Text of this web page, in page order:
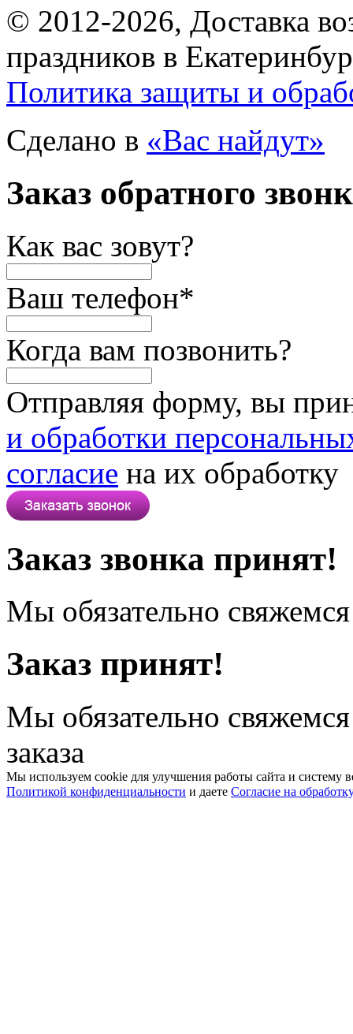
© 2012-2026, Доставка
праздников в
Политика защиты и
Сделано в «Вас найдут»
Заказ обратного
Как вас зовут?
Ваш телефон*
Когда вам позвонить?
Отправляя форму, вы
и обработки
согласие на их обработку
Заказ звонка принят!
Мы обязательно
Заказ принят!
Мы обязательно
заказа
Мы используем cookie для улучшения работы сайта и систему
Политикой конфиденциальности и даете Согласие на